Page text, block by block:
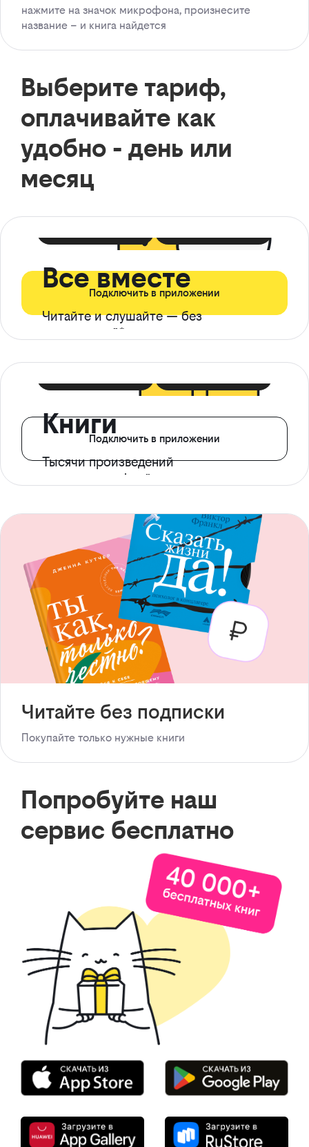
нажмите на значок микрофона, произнесите
название – и книга найдется
Выберите тариф,
оплачивайте как
удобно - день или
месяц
Все вместе
Читайте и слушайте — без
ограничений*
Подключить в приложении
Книги
Тысячи произведений
с доступом офлайн
Подключить в приложении
Читайте без подписки
Покупайте только нужные книги
Попробуйте наш
сервис бесплатно